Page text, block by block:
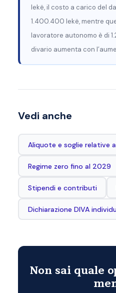
lekë, il costo a carico del
1.400.400 lekë, mentre
lavoratore autonomo è di
divario aumenta con
Vedi anche
Aliquote e soglie relative
Regime zero fino al 2029
Stipendi e contributi
Dichiarazione DIVA
Non sai quale